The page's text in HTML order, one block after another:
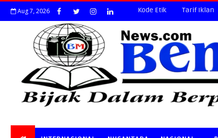
Aug 7, 2026 Kode Etik Tarif Iklan